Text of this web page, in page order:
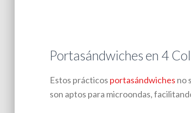
Portasándwiches en 4
Estos prácticos portasándwiches no
son aptos para microondas,